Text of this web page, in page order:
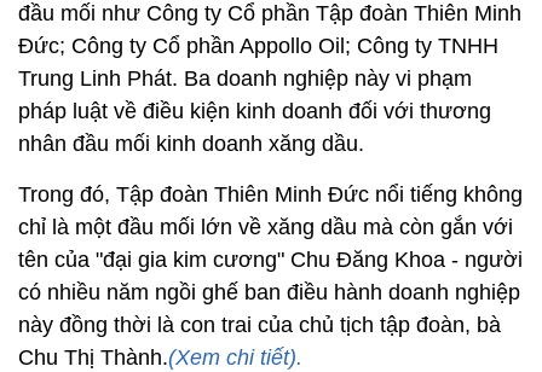
đầu mối như Công ty Cổ phần Tập đoàn Thiên Minh
Đức; Công ty Cổ phần Appollo Oil; Công ty TNHH
Trung Linh Phát. Ba doanh nghiệp này vi phạm
pháp luật về điều kiện kinh doanh đối với thương
nhân đầu mối kinh doanh xăng dầu.
Trong đó, Tập đoàn Thiên Minh Đức nổi tiếng không
chỉ là một đầu mối lớn về xăng dầu mà còn gắn với
tên của "đại gia kim cương" Chu Đăng Khoa - người
có nhiều năm ngồi ghế ban điều hành doanh nghiệp
này đồng thời là con trai của chủ tịch tập đoàn, bà
Chu Thị Thành.(Xem chi tiết).